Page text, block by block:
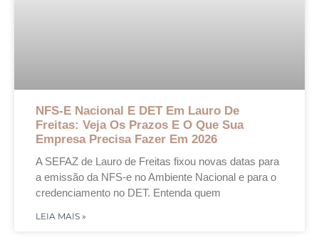
NFS-E Nacional E DET Em Lauro De
Freitas: Veja Os Prazos E O Que Sua
Empresa Precisa Fazer Em 2026
A SEFAZ de Lauro de Freitas fixou novas datas para
a emissão da NFS-e no Ambiente Nacional e para o
credenciamento no DET. Entenda quem
LEIA MAIS »